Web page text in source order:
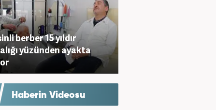
berber 15 yıldır
yüzünden ayakta
Haberin Videosu